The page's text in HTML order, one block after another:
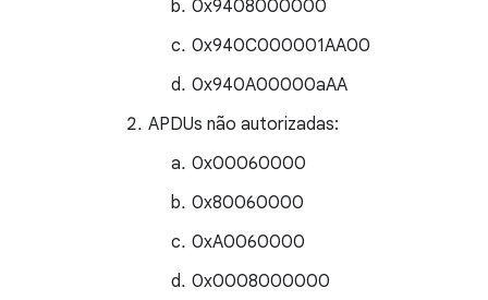
0x9408000000
0x940C000001AA00
0x940A00000aAA
APDUs não autorizadas:
0x00060000
0x80060000
0xA0060000
0x0008000000